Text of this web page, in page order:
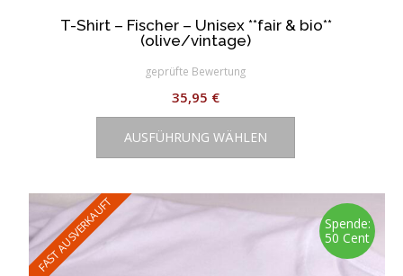
T-Shirt – Fischer – Unisex **fair & bio**
(olive/vintage)
geprüfte Bewertung
35,95 €
AUSFÜHRUNG WÄHLEN
Dieses
weist
Varianten
auf.
Optionen
Spende:
50 Cent
FAST AUSVERKAUFT